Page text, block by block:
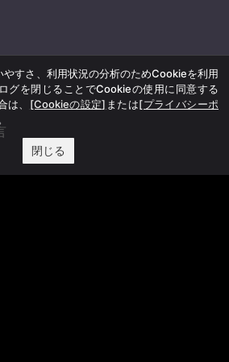
やすさ、利用状況の分析のためCookieを利用
グを閉じることでCookieの使用に同意する
は、 [Cookieの設定] または[プライバシーポ
閉じる